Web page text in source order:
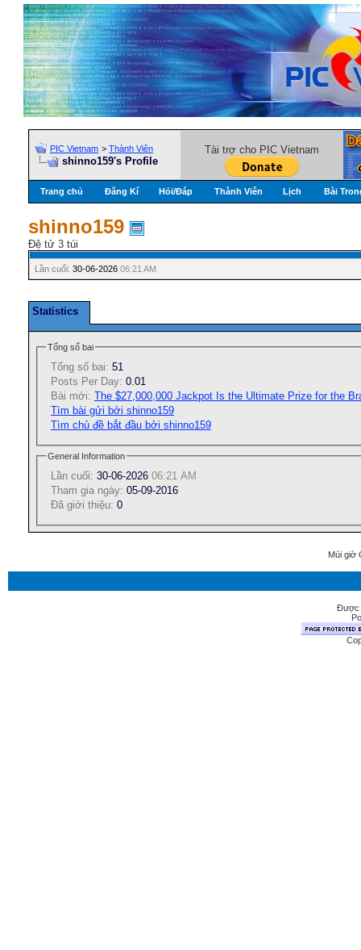
PIC Vietnam > Thành Viên
shinno159's Profile
Tài trợ cho PIC Vietnam
Trang chủ Đăng Kí Hỏi/Ðáp Thành Viên Lịch Bài
shinno159
Đệ tử 3 túi
Lần cuối: 30-06-2026 06:21 AM
Statistics
Tổng số bai
Tổng số bai: 51
Posts Per Day: 0.01
Bài mới: The $27,000,000 Jackpot Is the Ultimate Prize for the
Tìm bài gửi bởi shinno159
Tìm chủ đề bắt đầu bởi shinno159
General Information
Lần cuối: 30-06-2026 06:21 AM
Tham gia ngày: 05-09-2016
Ðã giới thiệu: 0
Múi giờ
Được